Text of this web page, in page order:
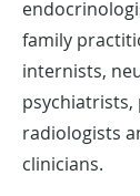
family
internists,
psychiatrists,
radiologists
clinicians.